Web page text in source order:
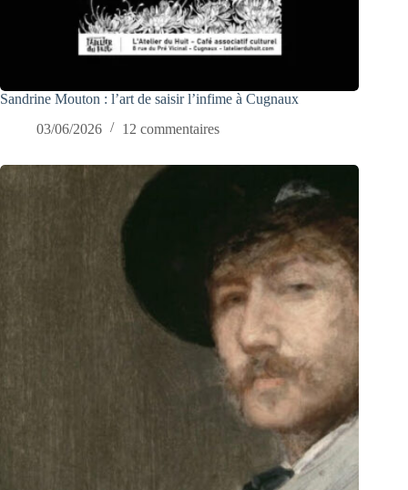
Sandrine Mouton : l’art de saisir l’infime à Cugnaux
03/06/2026
12 commentaires